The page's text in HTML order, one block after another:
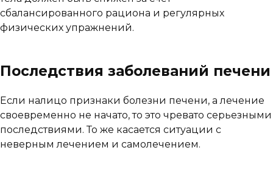
сбалансированного рациона и регулярных
физических упражнений.
Последствия заболеваний печени
Если налицо признаки болезни печени, а лечение
своевременно не начато, то это чревато серьезными
последствиями. То же касается ситуации с
неверным лечением и самолечением.